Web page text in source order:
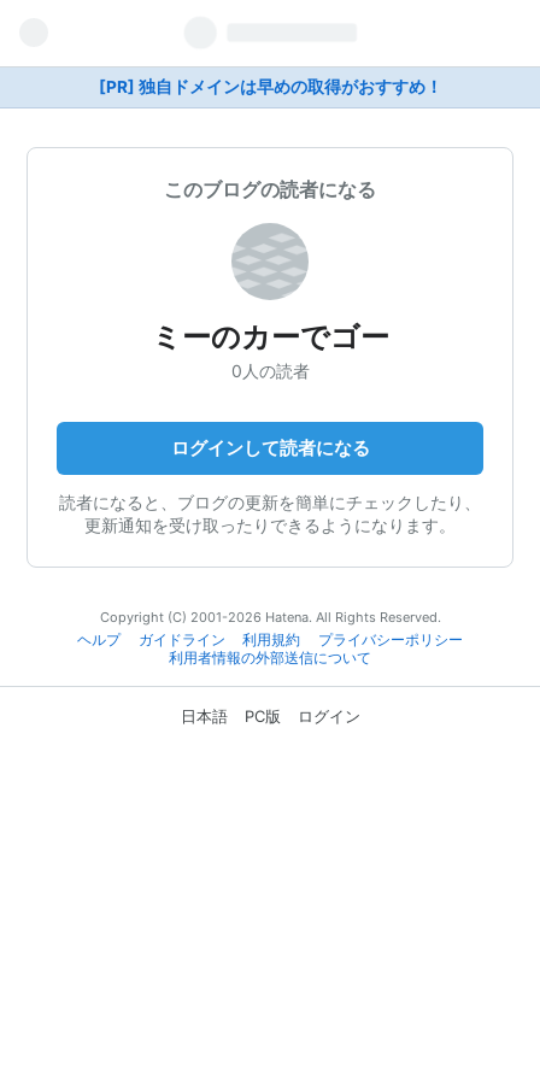
[PR] 独自ドメインは早めの取得がおすすめ！
このブログの読者になる
ミーのカーでゴー
0人の読者
ログインして読者になる
読者になると、ブログの更新を簡単にチェックしたり、
更新通知を受け取ったりできるようになります。
Copyright (C) 2001-2026 Hatena. All Rights Reserved.
ヘルプ
ガイドライン 利用規約
プライバシーポリシー
利用者情報の外部送信について
日本語 PC版 ログイン